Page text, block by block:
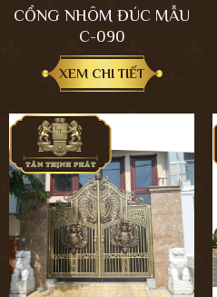
CỔNG NHÔM ĐÚC MẪU
C-090
XEM CHI TIẾT